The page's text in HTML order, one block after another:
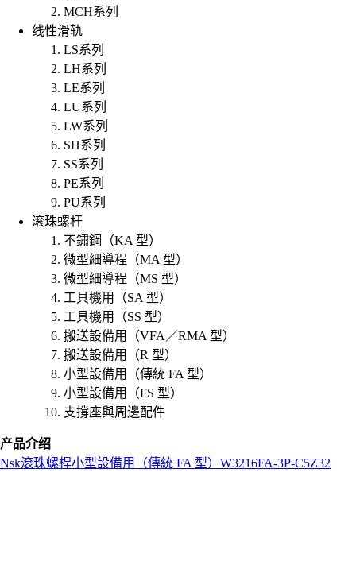
MCH系列
线性滑轨
LS系列
LH系列
LE系列
LU系列
LW系列
SH系列
SS系列
PE系列
PU系列
滚珠螺杆
不鏽鋼（KA 型）
微型細導程（MA 型）
微型細導程（MS 型）
工具機用（SA 型）
工具機用（SS 型）
搬送設備用（VFA／RMA 型）
搬送設備用（R 型）
小型設備用（傳統 FA 型）
小型設備用（FS 型）
支撐座與周邊配件
产品介绍
Nsk滾珠螺桿小型設備用（傳統 FA 型） W3216FA-3P-C5Z32